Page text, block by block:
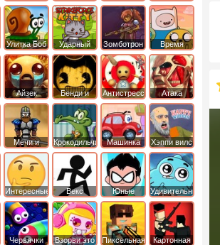
Старс
Улитка Боб
Ударный
отряд котят
Зомботрон
Время
Приключений
Айзек
Бенди и
Чернильная
машина
Антистресс
Атака
Титанов
Мечи и
Сандали
Крокодильчик
Свомпи
Машинка
Вилли
Хэппи вилс
Интересные Векс
Юные
титаны
вперед
Удивительный
мир
Гамбола
Червячки Взорви это
Пиксельная
Картонная